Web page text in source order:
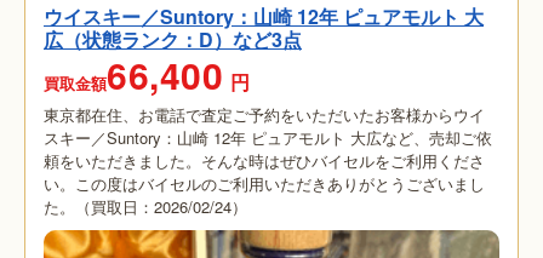
ウイスキー／Suntory：山崎 12年 ピュアモルト 大
広（状態ランク：D）など3点
買取金額66,400 円
東京都在住、お電話で査定ご予約をいただいたお客様からウイ
スキー／Suntory：山崎 12年 ピュアモルト 大広など、売却ご依
頼をいただきました。そんな時はぜひバイセルをご利用くださ
い。この度はバイセルのご利用いただきありがとうございまし
た。（買取日：2026/02/24）